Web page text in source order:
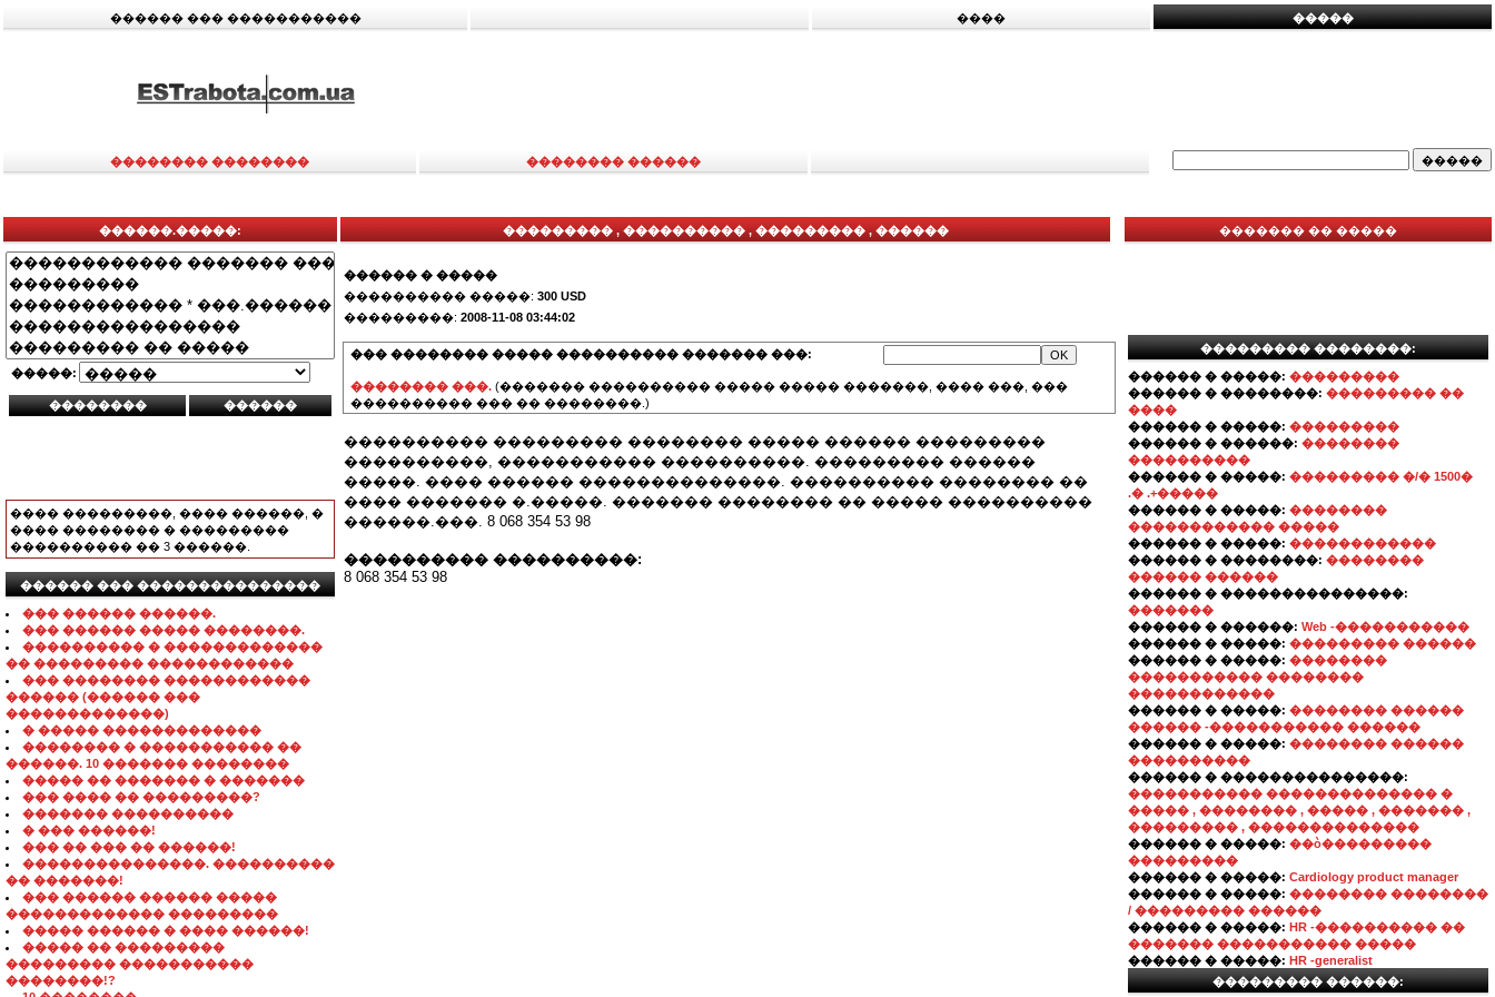
������ ��� ����������� ���� �����
�������� �������� �������� ������
������.�����:
�����:
���� ���������, ���� ������, �
���� �������� � ���������
���������� �� 3 ������.
������ ��� ���������������
��� ������ ������.
��� ������ ����� ��������.
���������� � �������������
�� ��������� ������������
��� �������� ������������
������ (������ ���
�������������)
� ����� �������������
�������� � ����������� ��
������. 10 ������� ��������
����� �� ������� � �������
��� ���� �� ���������?
������� ����������
� ��� ������!
��� �� ��� �� ������!
���������������. ����������
�� �������!
��� ������ ������ �����
������������� ���������
����� ������ � ���� ������!
����� �� ���������
��������� �����������
��������!?
��������� , ���������� , ��������� , ������
������ � �����
���������� �����: 300 USD
���������: 2008-11-08 03:44:02
��� �������� ����� ���������� ������� ���:
�������� ���. (������� ���������� ����� ����� �������, ���� ���, ���
���������� ��� �� ��������.)
���������� ��������� �������� ����� ������ ���������
����������, ����������� ����������. ��������� ������
�����. ���� ������ ��������������. ���������� �������� ��
���� ������� �.�����. ������� �������� �� ����� ����������
������.���. 8 068 354 53 98
���������� ����������:
8 068 354 53 98
������� �� �����
��������� ��������:
������ � �����: ���������
������ � ��������: ��������� ��
����
������ � �����: ���������
������ � ������: ��������
����������
������ � �����: ��������� �/� 1500�
.� .+�����
������ � �����: ��������
������������ �����
������ � �����: ������������
������ � ��������: ��������
������ ������
������ � ���������������:
�������
������ � ������: Web -�����������
������ � �����: ��������� ������
������ � �����: ��������
����������� ��������
������������
������ � �����: �������� ������
������ -����������� ������
������ � �����: �������� ������
����������
������ � ���������������:
����������� �������������� �
����� , �������� , ����� , ������� ,
��������� , ��������������
������ � �����: ��ò���������
���������
������ � �����: Cardiology product manager
������ � �����: �������� ��������
/ ��������� ������
������ � �����: HR -���������� ��
������� ����������� �����
������ � �����: HR -generalist
��������� ������: